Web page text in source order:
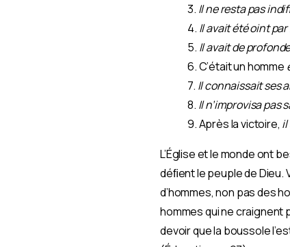
3. Il ne resta pas
4. Il avait été oint
5. Il avait de
6. C’était un homme
7. Il connaissait ses
8. Il n’improvisa pas
9. Après la victoire, il
L’Église et le monde ont
déﬁent le peuple de Dieu.
d’hommes, non pas des
hommes qui ne craignent
devoir que la boussole